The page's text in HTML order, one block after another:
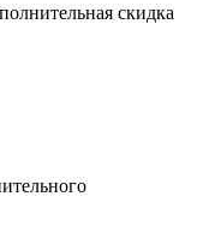
скидка